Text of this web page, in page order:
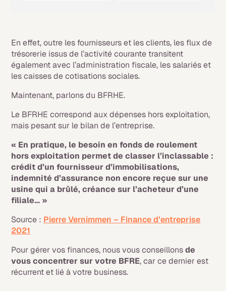
En effet, outre les fournisseurs et les clients, les flux de
trésorerie issus de l’activité courante transitent
également avec l’administration fiscale, les salariés et
les caisses de cotisations sociales.
Maintenant, parlons du BFRHE.
Le BFRHE correspond aux dépenses hors exploitation,
mais pesant sur le bilan de l’entreprise.
« En pratique, le besoin en fonds de roulement
hors exploitation permet de classer l’inclassable :
crédit d’un fournisseur d’immobilisations,
indemnité d’assurance non encore reçue sur une
usine qui a brûlé, créance sur l’acheteur d’une
filiale… »
Source : Pierre Vernimmen – Finance d’entreprise
2021
Pour gérer vos finances, nous vous conseillonsde
vous concentrer sur votre BFRE, car ce dernier est
récurrent et lié à votre business.